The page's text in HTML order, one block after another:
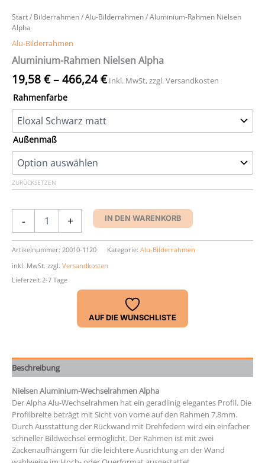
Start/ Bilderrahmen/Alu-Bilderrahmen/ Aluminium-Rahmen Nielsen
Alpha
Alu-Bilderrahmen
Aluminium-Rahmen Nielsen Alpha
19,58€–466,24€ Inkl. MwSt, zzgl. Versandkosten
Rahmenfarbe
Außenmaß
ZURÜCKSETZEN
-
Rahmen
Nielsen
Alpha
Menge
+ IN DEN WARENKORB
Artikelnummer: 20010-1120 Kategorie: Alu-Bilderrahmen
inkl. MwSt. zzgl. Versandkosten
Lieferzeit 2-7 Tage
AUF DIE WUNSCHLISTE
Beschreibung
Nielsen Aluminium-Wechselrahmen Alpha
Der Alpha Alu-Wechselrahmen hat ein geradlinig elegantes Profil. Die
Profilbreite beträgt mit Sicht von vorne auf den Rahmen 7,8mm.
Durch Ausstattung der Rückwand mit Drehfedern wird ein einfacher
schneller Bildwechsel ermöglicht. Der Rahmen ist mit zwei
Zackenaufhängern für die leichtere Ausrichtung an der Wand